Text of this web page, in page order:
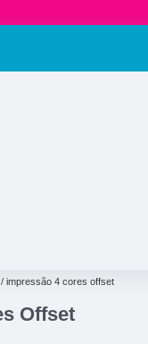
impressão 4 cores offset
Offset